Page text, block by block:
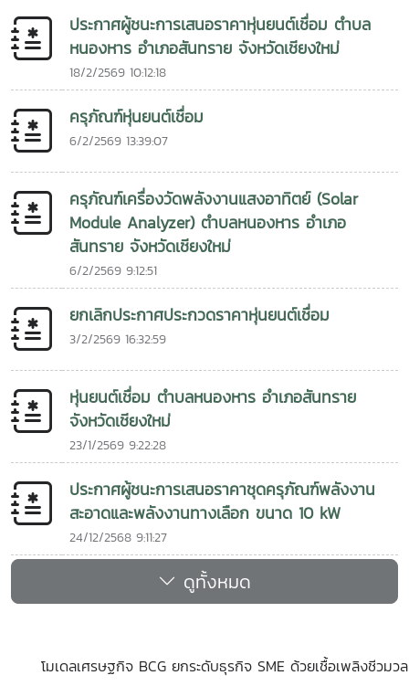
ประกาศผู้ชนะการเสนอราคาหุ่นยนต์เชื่อม ตำบล
หนองหาร อำเภอสันทราย จังหวัดเชียงใหม่
18/2/2569 10:12:18
ครุภัณฑ์หุ่นยนต์เชื่อม
6/2/2569 13:39:07
ครุภัณฑ์เครื่องวัดพลังงานแสงอาทิตย์ (Solar
Module Analyzer) ตำบลหนองหาร อำเภอ
สันทราย จังหวัดเชียงใหม่
6/2/2569 9:12:51
ยกเลิกประกาศประกวดราคาหุ่นยนต์เชื่อม
3/2/2569 16:32:59
หุ่นยนต์เชื่อม ตำบลหนองหาร อำเภอสันทราย
จังหวัดเชียงใหม่
23/1/2569 9:22:28
ประกาศผู้ชนะการเสนอราคาชุดครุภัณฑ์พลังงาน
สะอาดและพลังงานทางเลือก ขนาด 10 kW
24/12/2568 9:11:27
ดูทั้งหมด
โมเดลเศรษฐกิจ BCG ยกระดับธุรกิจ SME ด้วยเชื้อเพลิงชีวมวล